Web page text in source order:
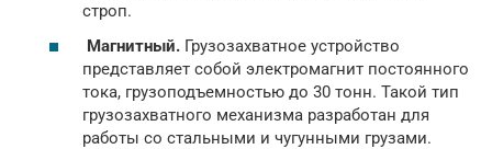
строп.
Магнитный. Грузозахватное устройство
представляет собой электромагнит постоянного
тока, грузоподъемностью до 30 тонн. Такой тип
грузозахватного механизма разработан для
работы со стальными и чугунными грузами.